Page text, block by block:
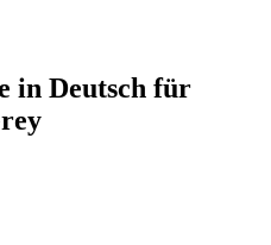
in Deutsch für